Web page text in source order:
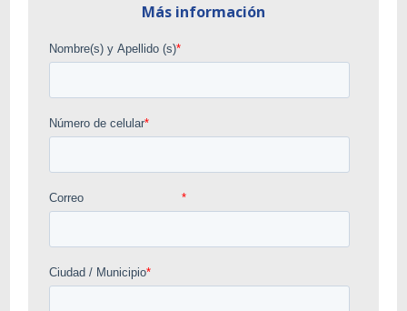
Más información